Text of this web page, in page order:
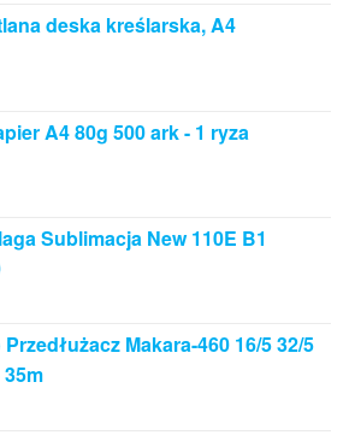
deska kreślarska, A4
A4 80g 500 ark - 1 ryza
Sublimacja New 110E B1
Makara-460 16/5 32/5
35m